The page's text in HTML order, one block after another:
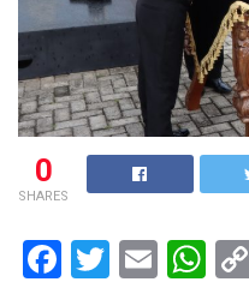
0
SHARES
F
T
E
W